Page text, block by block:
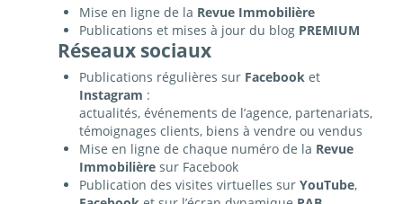
Mise en ligne de la Revue Immobilière
Publications et mises à jour du blog PREMIUM
Réseaux sociaux
Publications régulières sur Facebooket
Instagram :
actualités, événements de l’agence, partenariats,
témoignages clients, biens à vendre ou vendus
Mise en ligne de chaque numéro de la Revue
Immobilièresur Facebook
Publication des visites virtuelles sur YouTube,